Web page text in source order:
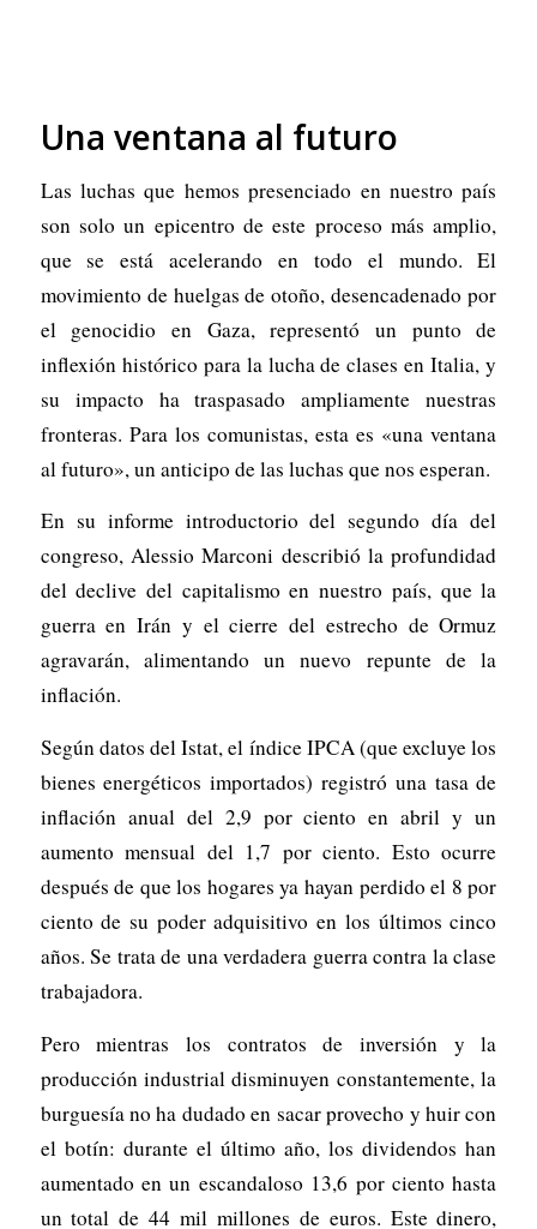
Una ventana al futuro
Las luchas que hemos presenciado en nuestro país
son solo un epicentro de este proceso más amplio,
que se está acelerando en todo el mundo. El
movimiento de huelgas de otoño, desencadenado por
el genocidio en Gaza, representó un punto de
inflexión histórico para la lucha de clases en Italia, y
su impacto ha traspasado ampliamente nuestras
fronteras. Para los comunistas, esta es «una ventana
al futuro», un anticipo de las luchas que nos esperan.
En su informe introductorio del segundo día del
congreso, Alessio Marconi describió la profundidad
del declive del capitalismo en nuestro país, que la
guerra en Irán y el cierre del estrecho de Ormuz
agravarán, alimentando un nuevo repunte de la
inflación.
Según datos del Istat, el índice IPCA (que excluye los
bienes energéticos importados) registró una tasa de
inflación anual del 2,9 por ciento en abril y un
aumento mensual del 1,7 por ciento. Esto ocurre
después de que los hogares ya hayan perdido el 8 por
ciento de su poder adquisitivo en los últimos cinco
años. Se trata de una verdadera guerra contra la clase
trabajadora.
Pero mientras los contratos de inversión y la
producción industrial disminuyen constantemente, la
burguesía no ha dudado en sacar provecho y huir con
el botín: durante el último año, los dividendos han
aumentado en un escandaloso 13,6 por ciento hasta
un total de 44 mil millones de euros. Este dinero,